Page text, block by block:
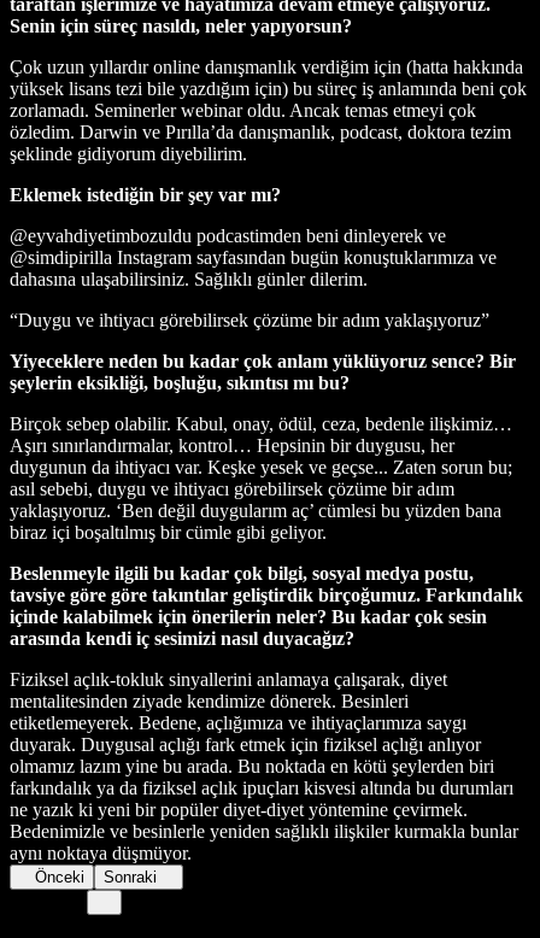
Senin için süreç nasıldı, neler yapıyorsun?
Çok uzun yıllardır online danışmanlık verdiğim için (hatta hakkında
yüksek lisans tezi bile yazdığım için) bu süreç iş anlamında beni çok
zorlamadı. Seminerler webinar oldu. Ancak temas etmeyi çok
özledim. Darwin ve Pırılla’da danışmanlık, podcast, doktora tezim
şeklinde gidiyorum diyebilirim.
Eklemek istediğin bir şey var mı?
@eyvahdiyetimbozuldu podcastimden beni dinleyerek ve
@simdipirilla Instagram sayfasından bugün konuştuklarımıza ve
dahasına ulaşabilirsiniz. Sağlıklı günler dilerim.
“Duygu ve ihtiyacı görebilirsek çözüme bir adım yaklaşıyoruz”
Yiyeceklere neden bu kadar çok anlam yüklüyoruz sence? Bir
şeylerin eksikliği, boşluğu, sıkıntısı mı bu?
Birçok sebep olabilir. Kabul, onay, ödül, ceza, bedenle ilişkimiz…
Aşırı sınırlandırmalar, kontrol… Hepsinin bir duygusu, her
duygunun da ihtiyacı var. Keşke yesek ve geçse... Zaten sorun bu;
asıl sebebi, duygu ve ihtiyacı görebilirsek çözüme bir adım
yaklaşıyoruz. ‘Ben değil duygularım aç’ cümlesi bu yüzden bana
biraz içi boşaltılmış bir cümle gibi geliyor.
Beslenmeyle ilgili bu kadar çok bilgi, sosyal medya postu,
tavsiye göre göre takıntılar geliştirdik birçoğumuz. Farkındalık
içinde kalabilmek için önerilerin neler? Bu kadar çok sesin
arasında kendi iç sesimizi nasıl duyacağız?
Fiziksel açlık-tokluk sinyallerini anlamaya çalışarak, diyet
mentalitesinden ziyade kendimize dönerek. Besinleri
etiketlemeyerek. Bedene, açlığımıza ve ihtiyaçlarımıza saygı
duyarak. Duygusal açlığı fark etmek için fiziksel açlığı anlıyor
olmamız lazım yine bu arada. Bu noktada en kötü şeylerden biri
farkındalık ya da fiziksel açlık ipuçları kisvesi altında bu durumları
ne yazık ki yeni bir popüler diyet-diyet yöntemine çevirmek.
Bedenimizle ve besinlerle yeniden sağlıklı ilişkiler kurmakla bunlar
aynı noktaya düşmüyor.
Önceki Sonraki